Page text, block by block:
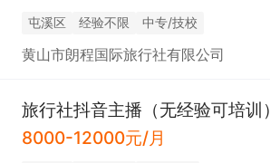
屯溪区 经验不限 中专/技校
黄山市朗程国际旅行社有限公司
旅行社抖音主播（无经验可培训）
8000-12000元/月